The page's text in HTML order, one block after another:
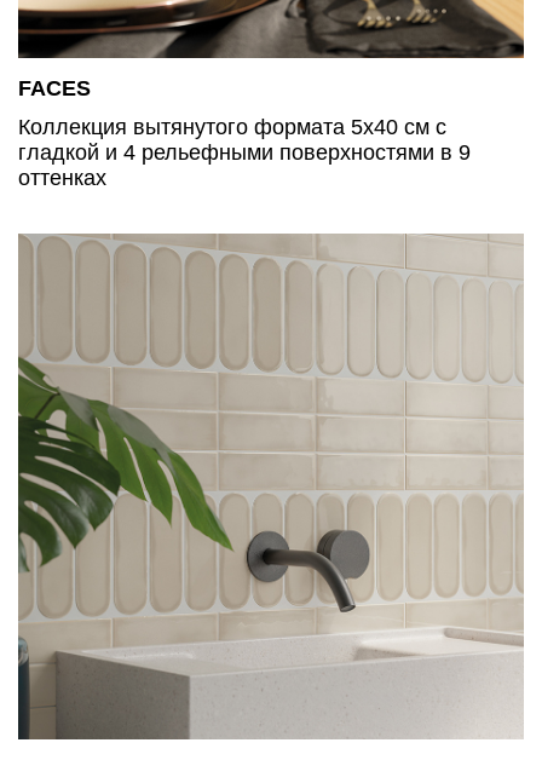
FACES
Коллекция вытянутого формата 5х40 см с
гладкой и 4 рельефными поверхностями в 9
оттенках